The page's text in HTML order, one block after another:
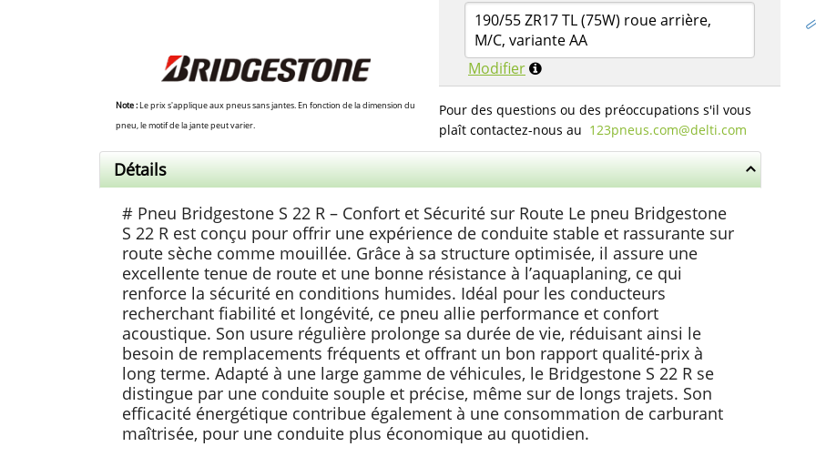
Note :Le prix s'applique aux pneus sans jantes. En fonction de la dimension du
pneu, le motif de la jante peut varier.
190/55 ZR17 TL (75W) roue arrière,
M/C, variante AA
Modifier
Pour des questions ou des préoccupations s'il vous
plaît contactez-nous au 123pneus.com​@delti.com
Détails
# Pneu Bridgestone S 22 R – Confort et Sécurité sur Route Le pneu Bridgestone
S 22 R est conçu pour offrir une expérience de conduite stable et rassurante sur
route sèche comme mouillée. Grâce à sa structure optimisée, il assure une
excellente tenue de route et une bonne résistance à l’aquaplaning, ce qui
renforce la sécurité en conditions humides. Idéal pour les conducteurs
recherchant fiabilité et longévité, ce pneu allie performance et confort
acoustique. Son usure régulière prolonge sa durée de vie, réduisant ainsi le
besoin de remplacements fréquents et offrant un bon rapport qualité-prix à
long terme. Adapté à une large gamme de véhicules, le Bridgestone S 22 R se
distingue par une conduite souple et précise, même sur de longs trajets. Son
efficacité énergétique contribue également à une consommation de carburant
maîtrisée, pour une conduite plus économique au quotidien.